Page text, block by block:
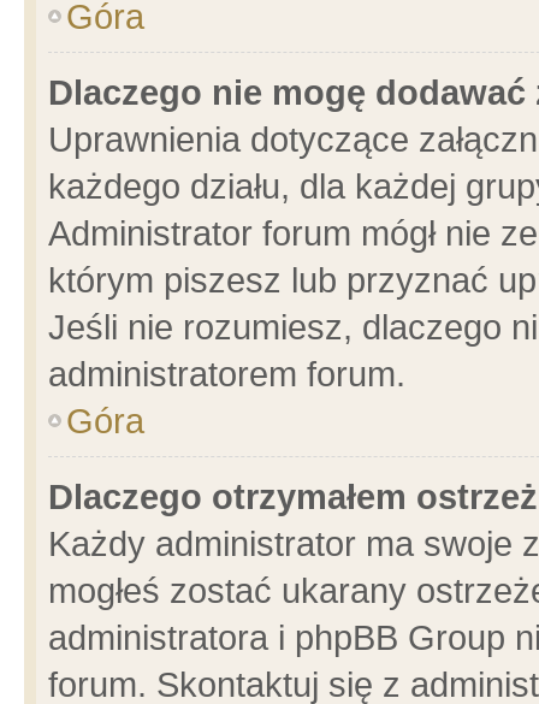
Góra
Dlaczego nie mogę dodawać
Uprawnienia dotyczące
każdego działu, dla każdej
Administrator forum mógł nie
którym piszesz lub przyznać
Jeśli nie rozumiesz, dlaczego
administratorem forum.
Góra
Dlaczego otrzymałem
Każdy administrator ma swoje
mogłeś zostać ukarany
administratora i phpBB Group
forum. Skontaktuj się z